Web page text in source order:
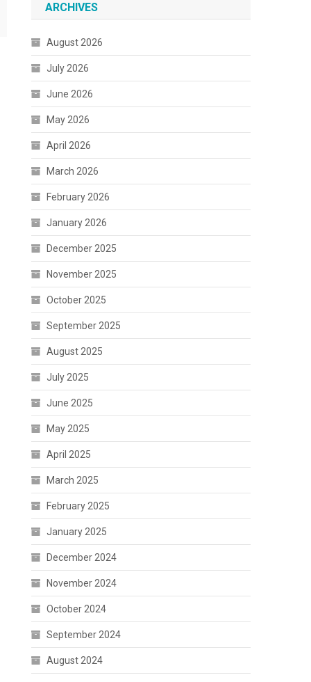
ARCHIVES
August 2026
July 2026
June 2026
May 2026
April 2026
March 2026
February 2026
January 2026
December 2025
November 2025
October 2025
September 2025
August 2025
July 2025
June 2025
May 2025
April 2025
March 2025
February 2025
January 2025
December 2024
November 2024
October 2024
September 2024
August 2024